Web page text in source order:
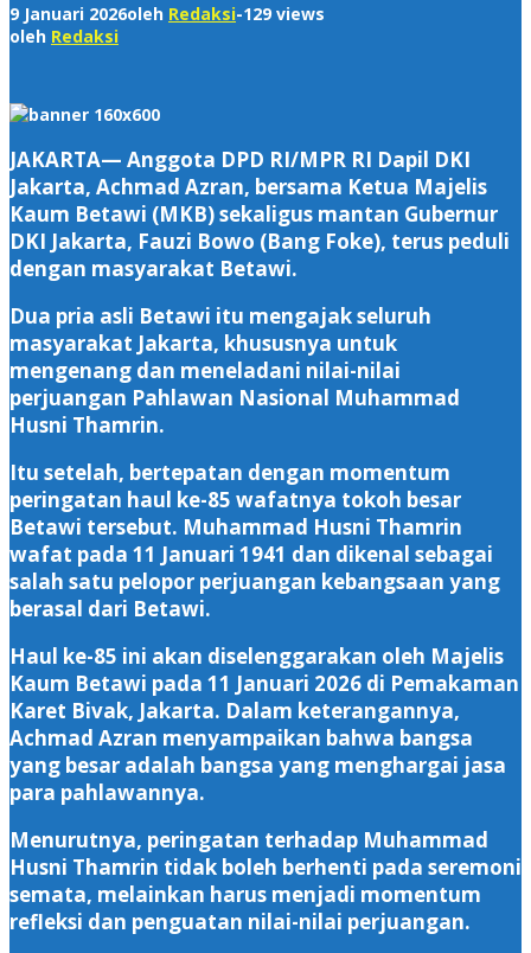
9 Januari 2026oleh Redaksi-129 views
oleh Redaksi
‎JAKARTA— Anggota DPD RI/MPR RI Dapil DKI
Jakarta, Achmad Azran, bersama Ketua Majelis
Kaum Betawi (MKB) sekaligus mantan Gubernur
DKI Jakarta, Fauzi Bowo (Bang Foke), terus peduli
dengan masyarakat Betawi.
‎Dua pria asli Betawi itu mengajak seluruh
masyarakat Jakarta, khususnya untuk
mengenang dan meneladani nilai-nilai
perjuangan Pahlawan Nasional Muhammad
Husni Thamrin.
‎Itu setelah, bertepatan dengan momentum
peringatan haul ke-85 wafatnya tokoh besar
Betawi tersebut. Muhammad Husni Thamrin
wafat pada 11 Januari 1941 dan dikenal sebagai
salah satu pelopor perjuangan kebangsaan yang
berasal dari Betawi.
‎Haul ke-85 ini akan diselenggarakan oleh Majelis
Kaum Betawi pada 11 Januari 2026 di Pemakaman
Karet Bivak, Jakarta. Dalam keterangannya,
Achmad Azran menyampaikan bahwa bangsa
yang besar adalah bangsa yang menghargai jasa
para pahlawannya.
‎Menurutnya, peringatan terhadap Muhammad
Husni Thamrin tidak boleh berhenti pada seremoni
semata, melainkan harus menjadi momentum
refleksi dan penguatan nilai-nilai perjuangan.